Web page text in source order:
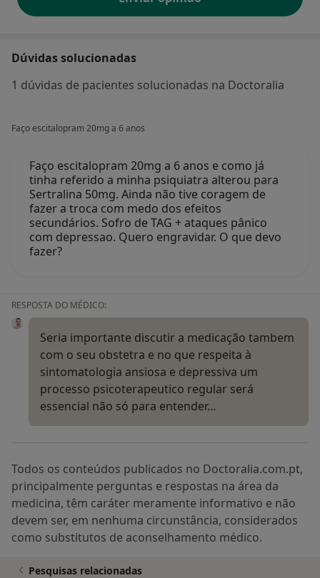
Dúvidas solucionadas
1 dúvidas de pacientes solucionadas na Doctoralia
Faço escitalopram 20mg a 6 anos
Faço escitalopram 20mg a 6 anos e como já
tinha referido a minha psiquiatra alterou para
Sertralina 50mg. Ainda não tive coragem de
fazer a troca com medo dos efeitos
secundários. Sofro de TAG + ataques pânico
com depressao. Quero engravidar. O que devo
fazer?
RESPOSTA DO MÉDICO:
Seria importante discutir a medicação tambem
com o seu obstetra e no que respeita à
sintomatologia ansiosa e depressiva um
processo psicoterapeutico regular será
essencial não só para entender…
Todos os conteúdos publicados no Doctoralia.com.pt,
principalmente perguntas e respostas na área da
medicina, têm caráter meramente informativo e não
devem ser, em nenhuma circunstância, considerados
como substitutos de aconselhamento médico.
Pesquisas relacionadas